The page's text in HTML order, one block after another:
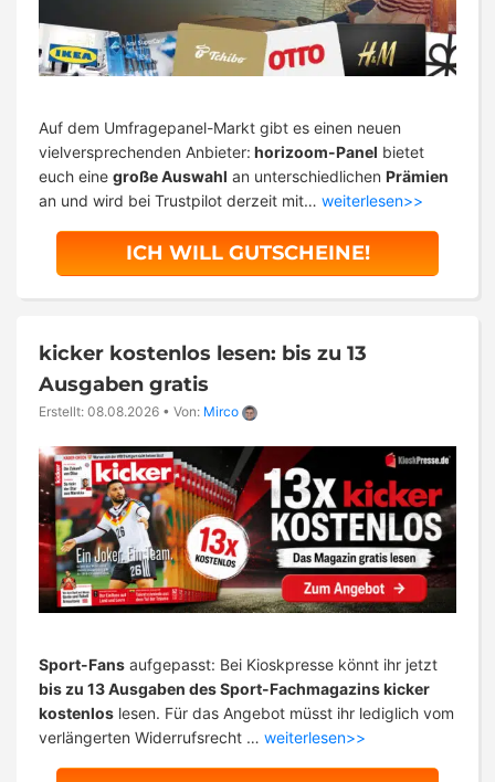
Auf dem Umfragepanel-Markt gibt es einen neuen
vielversprechenden Anbieter: horizoom-Panel bietet
euch eine große Auswahl an unterschiedlichen Prämien
an und wird bei Trustpilot derzeit mit… weiterlesen>>
ICH WILL GUTSCHEINE!
kicker kostenlos lesen: bis zu 13
Ausgaben gratis
Erstellt: 08.08.2026 • Von: Mirco
Sport-Fans aufgepasst: Bei Kioskpresse könnt ihr jetzt
bis zu 13 Ausgaben des Sport-Fachmagazins kicker
kostenlos lesen. Für das Angebot müsst ihr lediglich vom
verlängerten Widerrufsrecht … weiterlesen>>